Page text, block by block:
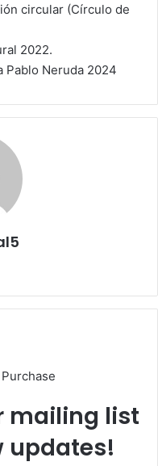
circular (Círculo de
2022.
Pablo Neruda 2024
mailing list
updates!